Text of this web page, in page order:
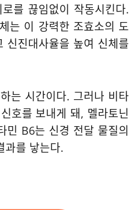
를 끊임없이 작동시킨다.
는 이 강력한 조효소의 도
신진대사율을 높여 신체를
는 시간이다. 그러나 비타
호를 보내게 돼, 멜라토닌
민 B6는 신경 전달 물질의
과를 낳는다.